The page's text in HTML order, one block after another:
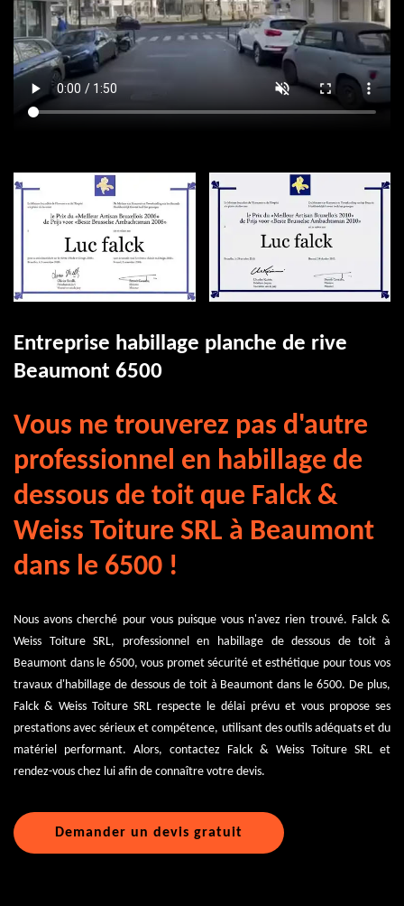
Entreprise habillage planche de rive
Beaumont 6500
Vous ne trouverez pas d'autre
professionnel en habillage de
dessous de toit que Falck &
Weiss Toiture SRL à Beaumont
dans le 6500 !
Nous avons cherché pour vous puisque vous n'avez rien trouvé. Falck &
Weiss Toiture SRL, professionnel en habillage de dessous de toit à
Beaumont dans le 6500, vous promet sécurité et esthétique pour tous vos
travaux d'habillage de dessous de toit à Beaumont dans le 6500. De plus,
Falck & Weiss Toiture SRL respecte le délai prévu et vous propose ses
prestations avec sérieux et compétence, utilisant des outils adéquats et du
matériel performant. Alors, contactez Falck & Weiss Toiture SRL et
rendez-vous chez lui afin de connaître votre devis.
Demander un devis gratuit